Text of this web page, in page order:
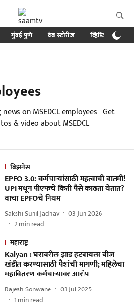
मुंबई पुणे वेब स्टोरीज व्हिडिओ
on MSEDCL employees | Get
& video about MSEDCL
बिझनेस
EPFO 3.0: कर्मचाऱ्यांसाठी महत्वाची बातमी!
UPI मधून पीएफचे किती पैसे काढता येतात?
वाचा EPFOचे नियम
Sakshi Sunil Jadhav
03 Jun 2026
2min read
महाराष्ट्र
Kalyan : घरावरील झाड हटवायला वीज
खंडीत करण्यासाठी पैशांची मागणी; महिलेचा
महावितरण कर्मचाऱ्यावर आरोप
Rajesh Sonwane
03 Jul 2025
1 min read